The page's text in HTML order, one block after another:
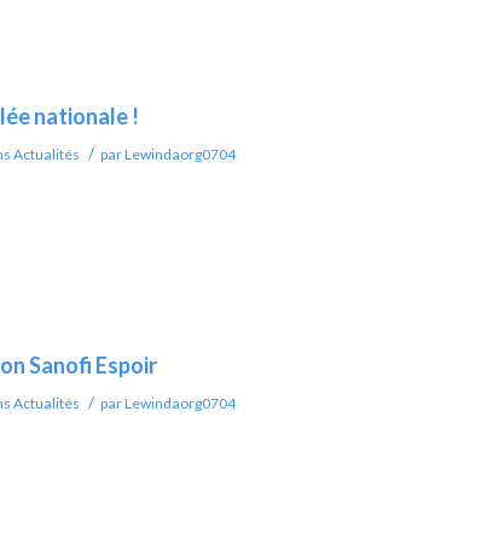
nationale !
Actualités / parLewindaorg0704
Sanofi Espoir
Actualités / parLewindaorg0704